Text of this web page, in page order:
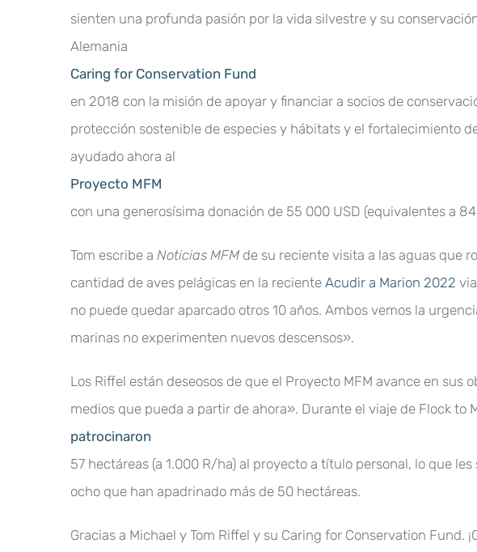
sienten una profunda pasión por la vida silvestre y su
Alemania
Caring for Conservation Fund
en 2018 con la misión de apoyar y financiar a socios de
protección sostenible de especies y hábitats y el fortalecimiento
ayudado ahora al
Proyecto MFM
con una generosísima donación de 55 000 USD (equivalentes a
Tom escribe a Noticias MFM de su reciente visita a las aguas que
cantidad de aves pelágicas en la reciente Acudir a Marion 2022
no puede quedar aparcado otros 10 años. Ambos vemos la
marinas no experimenten nuevos descensos».
Los Riffel están deseosos de que el Proyecto MFM avance en
medios que pueda a partir de ahora». Durante el viaje de Flock to
patrocinaron
57 hectáreas (a 1.000 R/ha) al proyecto a título personal, lo que
ocho que han apadrinado más de 50 hectáreas.
Gracias a Michael y Tom Riffel y su Caring for Conservation Fund.